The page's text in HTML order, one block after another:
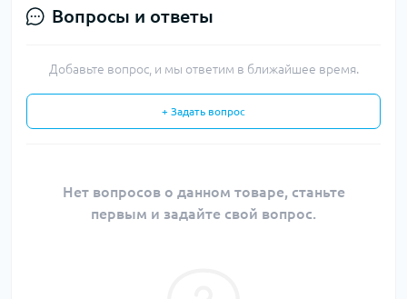
Вопросы и ответы
Добавьте вопрос, и мы ответим в ближайшее время.
+ Задать вопрос
Нет вопросов о данном товаре, станьте
первым и задайте свой вопрос.